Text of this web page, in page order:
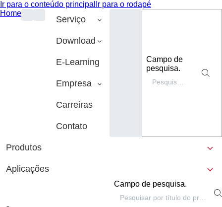
Ir para o conteúdo principal Ir para o rodapé
Home
Serviço
Download
E-Learning
Empresa
Carreiras
Contato
Campo de
pesquisa.
Produtos
Aplicações
Campo de pesquisa.